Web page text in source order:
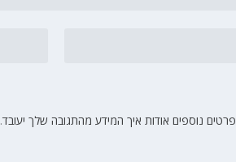
פרטים נוספים אודות איך המידע מהתגובה שלך יעובד.